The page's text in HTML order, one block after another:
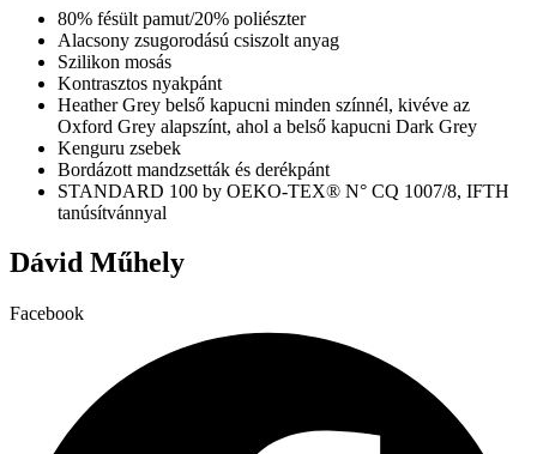
A
változatok
választhatók
ki
80% fésült pamut/20% poliészter
Alacsony zsugorodású csiszolt anyag
Szilikon mosás
Kontrasztos nyakpánt
Heather Grey belső kapucni minden színnél, kivéve az
Oxford Grey alapszínt, ahol a belső kapucni Dark Grey
Kenguru zsebek
Bordázott mandzsetták és derékpánt
STANDARD 100 by OEKO-TEX® N° CQ 1007/8, IFTH
tanúsítvánnyal
Dávid Műhely
Facebook